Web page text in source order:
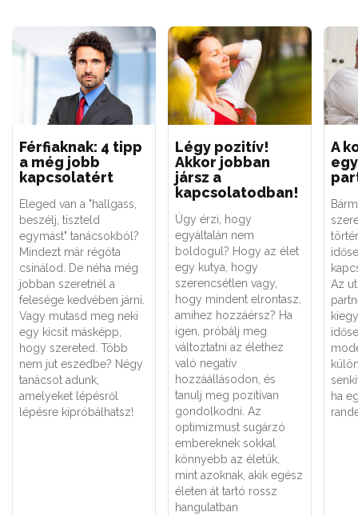
Férfiaknak: 4 tipp
a még jobb
kapcsolatért
Eleged van a "hallgass,
beszélj, tiszteld
egymást" tanácsokból?
Mindezt már régóta
csinálod. De néha még
jobban szeretnél a
felesége kedvében járni.
Vagy mutasd meg neki
egy kicsit másképp,
hogy szereted. Több
nem jut eszedbe? Négy
tanácsot adunk,
amelyeket lépésről
lépésre kipróbálhatsz!
Légy pozitív!
Akkor jobban
jársz a
kapcsolatodban!
Úgy érzi, hogy
egyáltalán nem
boldogul? Hogy az élet
egy kutya, hogy
szerencsétlen vagy,
hogy mindent elrontasz,
amihez hozzáérsz? Ha
igen, próbálj meg
változtatni az élethez
való negatív
hozzáállásodon, és
tanulj meg pozitívan
gondolkodni. Az
optimizmust sugárzó
embereknek sokkal
könnyebb az életük,
mint azoknak, akik egész
életen át tartó rossz
hangulatban
A
Az
ha